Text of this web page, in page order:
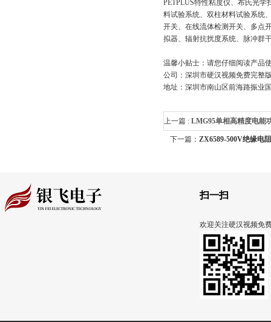
PETPLUS特性粘度仪、布氏光学扫
料试验系统、双柱材料试验系统
开关、在线流体检测开关、多
拟器、辐射抗扰度系统、脉冲
温馨小贴士：请您仔细阅读产品使
公司：深圳市硬汉视频免费完
地址：深圳市南山区前海路振
上一篇 : LMG95单相高精度电能
下一篇： ZX6589-500V绝缘电
扫一扫
欢迎关注硬汉视频免